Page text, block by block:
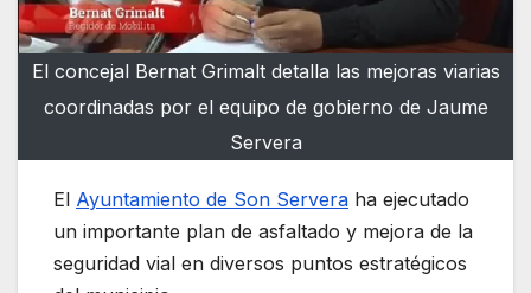
El concejal Bernat Grimalt detalla las mejoras viarias
coordinadas por el equipo de gobierno de Jaume
Servera
El Ayuntamiento de Son Servera ha ejecutado
un importante plan de asfaltado y mejora de la
seguridad vial en diversos puntos estratégicos